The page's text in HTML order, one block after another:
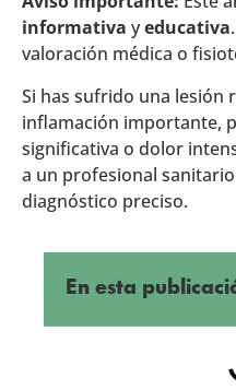
informativa yeducativa
valoración médica o
Si has sufrido una lesión
inflamación importante,
significativa o dolor
a un profesional
diagnóstico preciso.
En esta